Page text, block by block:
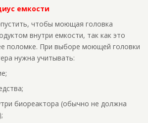
емкости
чтобы моющая головка
внутри емкости, так как это
поломке. При выборе моющей головки
нужна учитывать:
биореактора (обычно не должна